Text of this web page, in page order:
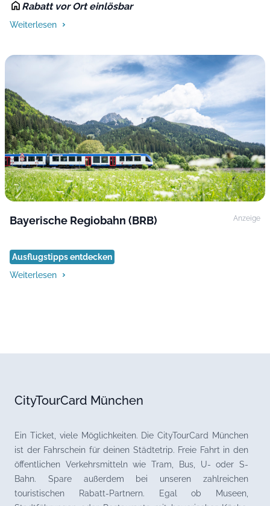
Rabatt vor Ort einlösbar
Weiterlesen
Bayerische Regiobahn (BRB) Anzeige
Ausflugstipps entdecken
Weiterlesen
CityTourCard München
Ein Ticket, viele Möglichkeiten. Die CityTourCard München
ist der Fahrschein für deinen Städtetrip. Freie Fahrt in den
öffentlichen Verkehrsmitteln wie Tram, Bus, U- oder S-
Bahn. Spare außerdem bei unseren zahlreichen
touristischen Rabatt-Partnern. Egal ob Museen,